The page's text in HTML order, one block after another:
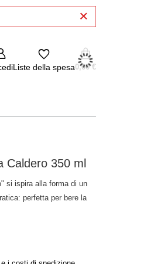
Liste della spesa0,00 €
Caldero 350 ml
si ispira alla forma di un
perfetta per bere la